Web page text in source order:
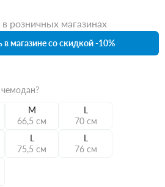
в розничных магазинах
в магазине со скидкой -10%
M
66,5 см
L
70 см
L
75,5 см
L
76 см